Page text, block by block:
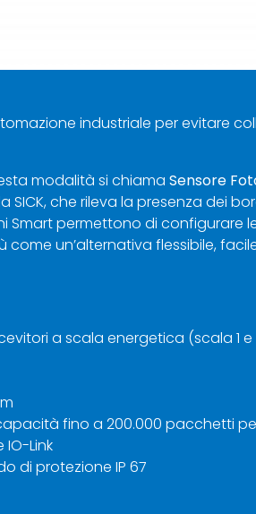
industriale per evitare
modalità si chiama Sensore
che rileva la presenza dei
Smart permettono di configurare
come un’alternativa flessibile,
a scala energetica (scala 1
fino a 200.000 pacchetti
Link
di protezione IP 67